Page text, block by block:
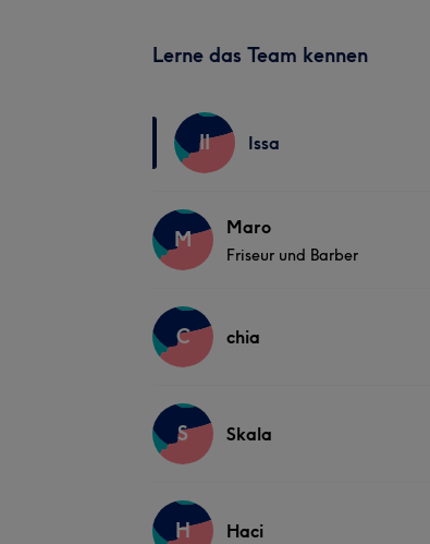
Lerne das Team kennen
II Issa
M Maro
Friseur und Barber
C chia
S Skala
H Haci